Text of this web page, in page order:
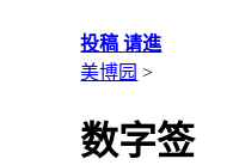
投稿 请進
美博园 >
数字签